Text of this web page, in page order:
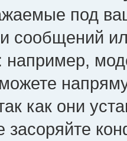
под
сообщений
например,
как они
засоряйте